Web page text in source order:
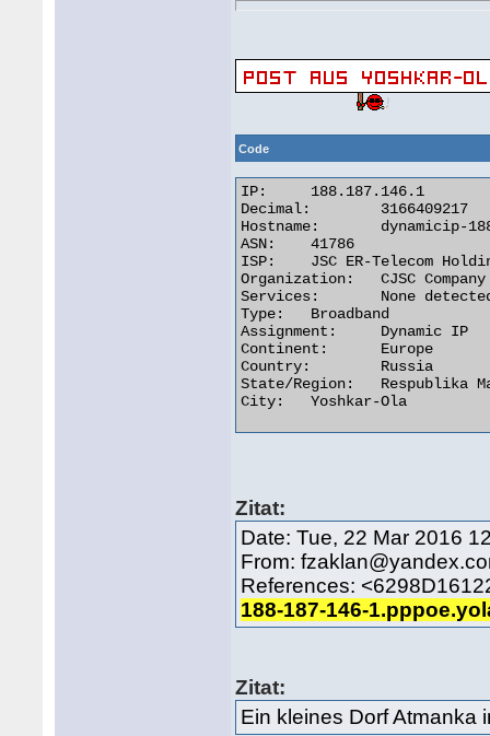
Code
IP:	188.187.146.1
Decimal:	3166409217
Hostname:	dynamicip-188-187-146-1.pppoe.yola.ertelecom.ru
ASN:	41786
ISP:	JSC ER-Telecom Holding
Organization:	CJSC Company ER-Telecom Yoshkar-Ola
Services:	None detected
Type:	Broadband
Assignment:	Dynamic IP
Continent:	Europe
Country:	Russia
State/Region:	Respublika Mariy-El
City:	Yoshkar-Ola
Zitat:
Date: Tue, 22 Mar 2016
From:
References:
188-187-146-
Zitat:
Ein kleines Dorf Atmanka